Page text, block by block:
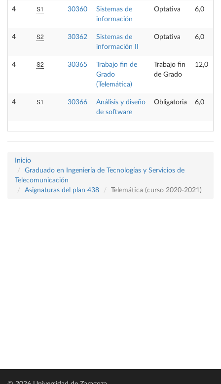
4 S1 30360
Sistemas de
información
Optativa 6,0
4 S2 30362
Sistemas de
información II
Optativa 6,0
4 S2 30365
Trabajo fin de
Grado
(Telemática)
Trabajo fin
de Grado
12,0
4 S1 30366
Análisis y diseño
de software
Obligatoria 6,0
Inicio
Graduado en Ingeniería de Tecnologías y Servicios de
Telecomunicación
Asignaturas del plan 438
Telemática (curso 2020-2021)